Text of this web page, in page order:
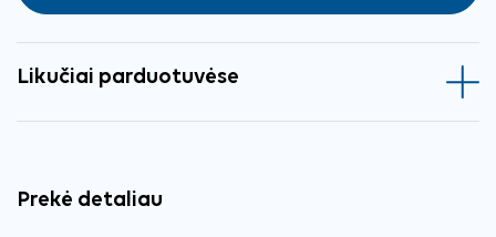
Likučiai parduotuvėse
Prekė detaliau